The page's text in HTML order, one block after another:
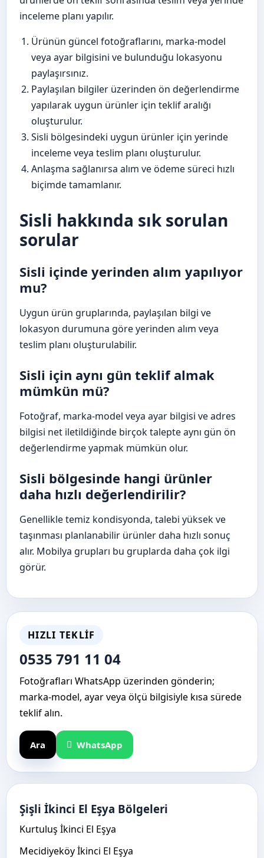
inceleme planı yapılır.
Ürünün güncel fotoğraflarını, marka-model
veya ayar bilgisini ve bulunduğu lokasyonu
paylaşırsınız.
Paylaşılan bilgiler üzerinden ön değerlendirme
yapılarak uygun ürünler için teklif aralığı
oluşturulur.
Sisli bölgesindeki uygun ürünler için yerinde
inceleme veya teslim planı oluşturulur.
Anlaşma sağlanırsa alım ve ödeme süreci hızlı
biçimde tamamlanır.
Sisli hakkında sık sorulan
sorular
Sisli içinde yerinden alım yapılıyor
mu?
Uygun ürün gruplarında, paylaşılan bilgi ve
lokasyon durumuna göre yerinden alım veya
teslim planı oluşturulabilir.
Sisli için aynı gün teklif almak
mümkün mü?
Fotoğraf, marka-model veya ayar bilgisi ve adres
bilgisi net iletildiğinde birçok talepte aynı gün ön
değerlendirme yapmak mümkün olur.
Sisli bölgesinde hangi ürünler
daha hızlı değerlendirilir?
Genellikle temiz kondisyonda, talebi yüksek ve
taşınması planlanabilir ürünler daha hızlı sonuç
alır. Mobilya grupları bu gruplarda daha çok ilgi
görür.
HIZLI TEKLIF
0535 791 11 04
Fotoğrafları WhatsApp üzerinden gönderin;
marka-model, ayar veya ölçü bilgisiyle kısa sürede
teklif alın.
Ara WhatsApp
Şişli İkinci El Eşya Bölgeleri
Kurtuluş İkinci El Eşya
Mecidiyeköy İkinci El Eşya